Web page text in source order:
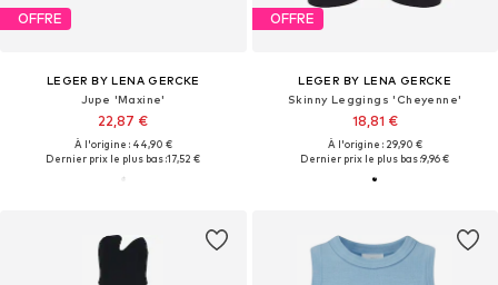
OFFRE
LEGER BY LENA GERCKE
Jupe 'Maxine'
22,87 €
À l'origine : 44,90 €
Dernier prix le plus bas :17,52 €
OFFRE
LEGER BY LENA GERCKE
Skinny Leggings 'Cheyenne'
18,81 €
À l'origine : 29,90 €
Dernier prix le plus bas :9,96 €